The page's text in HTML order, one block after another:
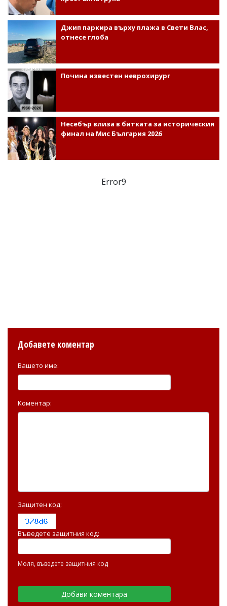
Джип паркира върху плажа в Свети Влас,
отнесе глоба
Почина известен неврохирург
Несебър влиза в битката за историческия
финал на Мис България 2026
Error9
Добавете коментар
Вашето име:
Коментар:
Защитен код:
Въведете защитния код:
Моля, въведете защитния код